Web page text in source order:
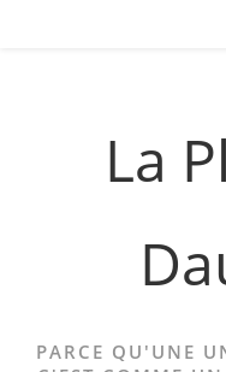
La
PARCE QU'UNE